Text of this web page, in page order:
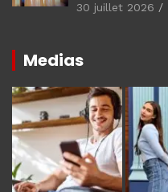
30 juillet 2026
Medias